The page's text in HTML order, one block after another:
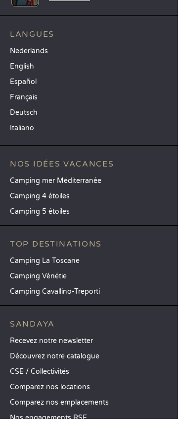
LANGUES
Nederlands
English
Español
Français
Deutsch
Italiano
NOS IDÉES VACANCES
Camping mer Méditerranée
Camping 4 étoiles
Camping 5 étoiles
TOP DESTINATIONS
Camping La Toscane
Camping Vénétie
Camping Cavallino-Treporti
SANDAYA
Recevez notre newsletter
Découvrez notre catalogue
CSE / Collectivités
Comparez nos locations
Comparez nos emplacements
Nos engagements RSE